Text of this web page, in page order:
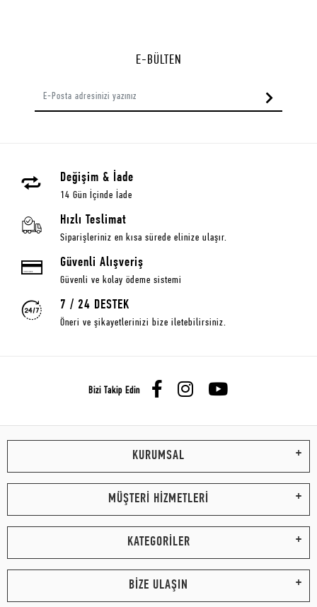
E-BÜLTEN
Değişim & İade
14 Gün İçinde İade
Hızlı Teslimat
Siparişleriniz en kısa sürede elinize ulaşır.
Güvenli Alışveriş
Güvenli ve kolay ödeme sistemi
7 / 24 DESTEK
Öneri ve şikayetlerinizi bize iletebilirsiniz.
Bizi Takip Edin
KURUMSAL
MÜŞTERİ HİZMETLERİ
KATEGORİLER
BİZE ULAŞIN